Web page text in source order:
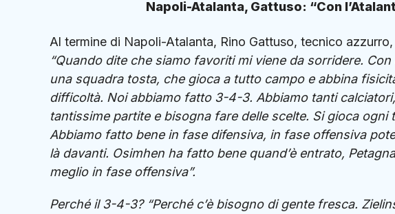
Napoli-Atalanta, Gattuso: “Con
Al termine di Napoli-Atalanta, Rino Gattuso, tecnico
“Quando dite che siamo favoriti mi viene da sorridere.
una squadra tosta, che gioca a tutto campo e abbina
difficoltà. Noi abbiamo fatto 3-4-3. Abbiamo tanti
tantissime partite e bisogna fare delle scelte. Si gioca
Abbiamo fatto bene in fase difensiva, in fase offensiva
là davanti. Osimhen ha fatto bene quand’è entrato,
meglio in fase offensiva”.
Perché il 3-4-3? “Perché c’è bisogno di gente fresca.